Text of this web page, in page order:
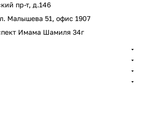
пр-т, д.146
Малышева 51, офис 1907
Имама Шамиля 34г